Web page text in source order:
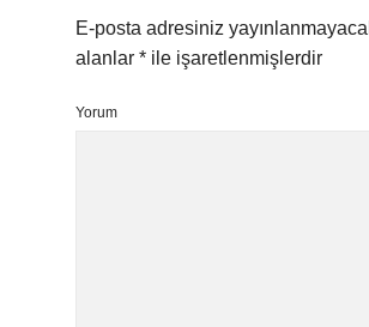
E-posta adresiniz
alanlar * ile işaretlenmişlerdir
Yorum